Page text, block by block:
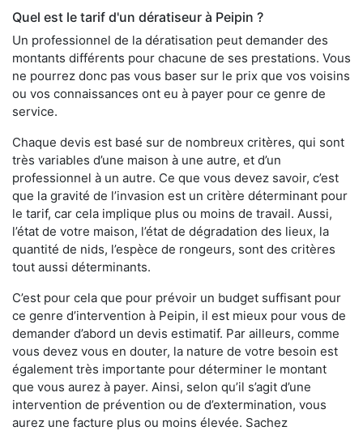
Quel est le tarif d'un dératiseur à Peipin ?
Un professionnel de la dératisation peut demander des
montants différents pour chacune de ses prestations. Vous
ne pourrez donc pas vous baser sur le prix que vos voisins
ou vos connaissances ont eu à payer pour ce genre de
service.
Chaque devis est basé sur de nombreux critères, qui sont
très variables d’une maison à une autre, et d’un
professionnel à un autre. Ce que vous devez savoir, c’est
que la gravité de l’invasion est un critère déterminant pour
le tarif, car cela implique plus ou moins de travail. Aussi,
l’état de votre maison, l’état de dégradation des lieux, la
quantité de nids, l’espèce de rongeurs, sont des critères
tout aussi déterminants.
C’est pour cela que pour prévoir un budget suffisant pour
ce genre d’intervention à Peipin, il est mieux pour vous de
demander d’abord un devis estimatif. Par ailleurs, comme
vous devez vous en douter, la nature de votre besoin est
également très importante pour déterminer le montant
que vous aurez à payer. Ainsi, selon qu’il s’agit d’une
intervention de prévention ou de d’extermination, vous
aurez une facture plus ou moins élevée. Sachez